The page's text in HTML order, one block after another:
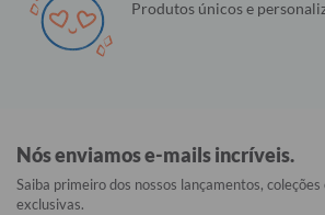
Produtos únicos e
Nós enviamos e-mails incríveis.
Saiba primeiro dos nossos lançamentos, coleções
exclusivas.